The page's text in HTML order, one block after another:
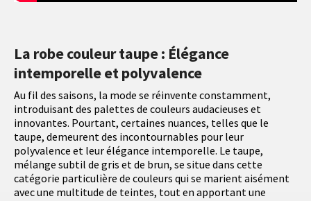
La robe couleur taupe : Élégance
intemporelle et polyvalence
Au fil des saisons, la mode se réinvente constamment,
introduisant des palettes de couleurs audacieuses et
innovantes. Pourtant, certaines nuances, telles que le
taupe, demeurent des incontournables pour leur
polyvalence et leur élégance intemporelle. Le taupe,
mélange subtil de gris et de brun, se situe dans cette
catégorie particulière de couleurs qui se marient aisément
avec une multitude de teintes, tout en apportant une